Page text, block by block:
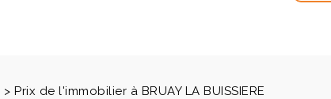
> Prix de l'immobilier à BRUAY LA BUISSIERE